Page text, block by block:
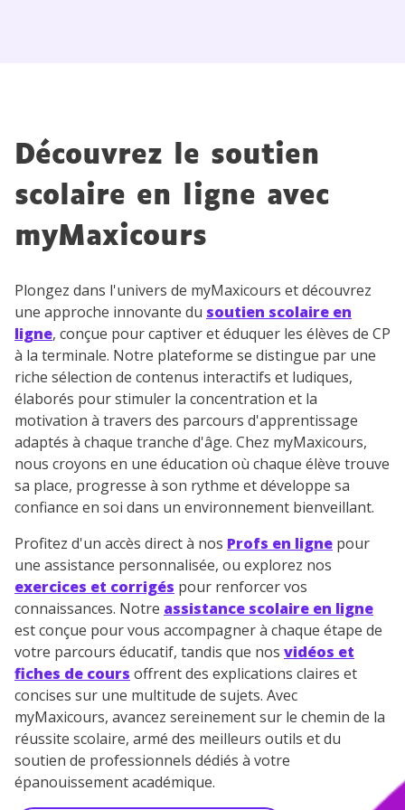
Découvrez le soutien
scolaire en ligne avec
myMaxicours
Plongez dans l'univers de myMaxicours et découvrez
une approche innovante du soutien scolaire en
ligne, conçue pour captiver et éduquer les élèves de CP
à la terminale. Notre plateforme se distingue par une
riche sélection de contenus interactifs et ludiques,
élaborés pour stimuler la concentration et la
motivation à travers des parcours d'apprentissage
adaptés à chaque tranche d'âge. Chez myMaxicours,
nous croyons en une éducation où chaque élève trouve
sa place, progresse à son rythme et développe sa
confiance en soi dans un environnement bienveillant.
Profitez d'un accès direct à nos Profs en ligne pour
une assistance personnalisée, ou explorez nos
exercices et corrigés pour renforcer vos
connaissances. Notre assistance scolaire en ligne
est conçue pour vous accompagner à chaque étape de
votre parcours éducatif, tandis que nos vidéos et
fiches de cours offrent des explications claires et
concises sur une multitude de sujets. Avec
myMaxicours, avancez sereinement sur le chemin de la
réussite scolaire, armé des meilleurs outils et du
soutien de professionnels dédiés à votre
épanouissement académique.